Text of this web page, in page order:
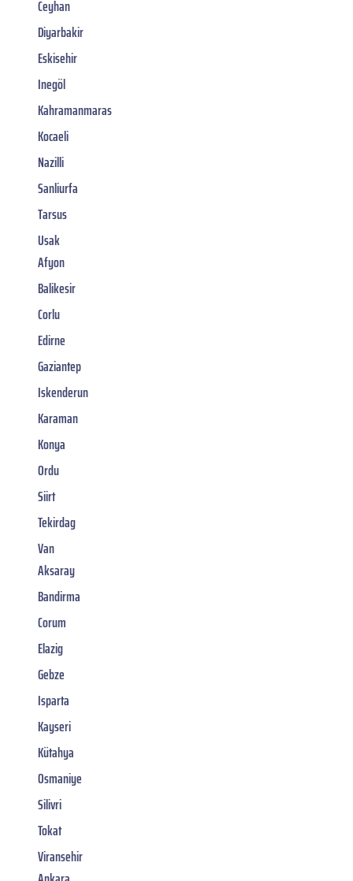
Ceyhan
Diyarbakir
Eskisehir
Inegöl
Kahramanmaras
Kocaeli
Nazilli
Sanliurfa
Tarsus
Usak
Afyon
Balikesir
Corlu
Edirne
Gaziantep
Iskenderun
Karaman
Konya
Ordu
Siirt
Tekirdag
Van
Aksaray
Bandirma
Corum
Elazig
Gebze
Isparta
Kayseri
Kütahya
Osmaniye
Silivri
Tokat
Viransehir